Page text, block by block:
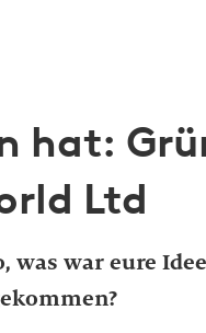
hat:
Ltd
was war eure